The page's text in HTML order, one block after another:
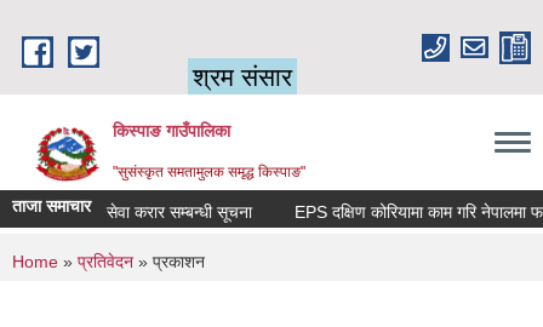
श्रम संसार
किस्पाङ गाउँपालिका
"सुसंस्कृत समतामुलक समृद्ध किस्पाङ"
ताजा समाचारसेवा करार सम्बन्धी सूचना
You are here
Home » प्रतिवेदन » प्रकाशन